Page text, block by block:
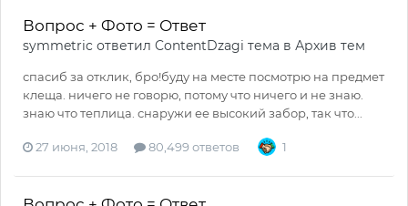
Вопрос + Фото = Ответ
symmetric ответил ContentDzagi тема в Архив тем
спасиб за отклик, бро!буду на месте посмотрю на предмет
клеща. ничего не говорю, потому что ничего и не знаю.
знаю что теплица. снаружи ее высокий забор, так что...
27 июня, 2018 80,499 ответов 1